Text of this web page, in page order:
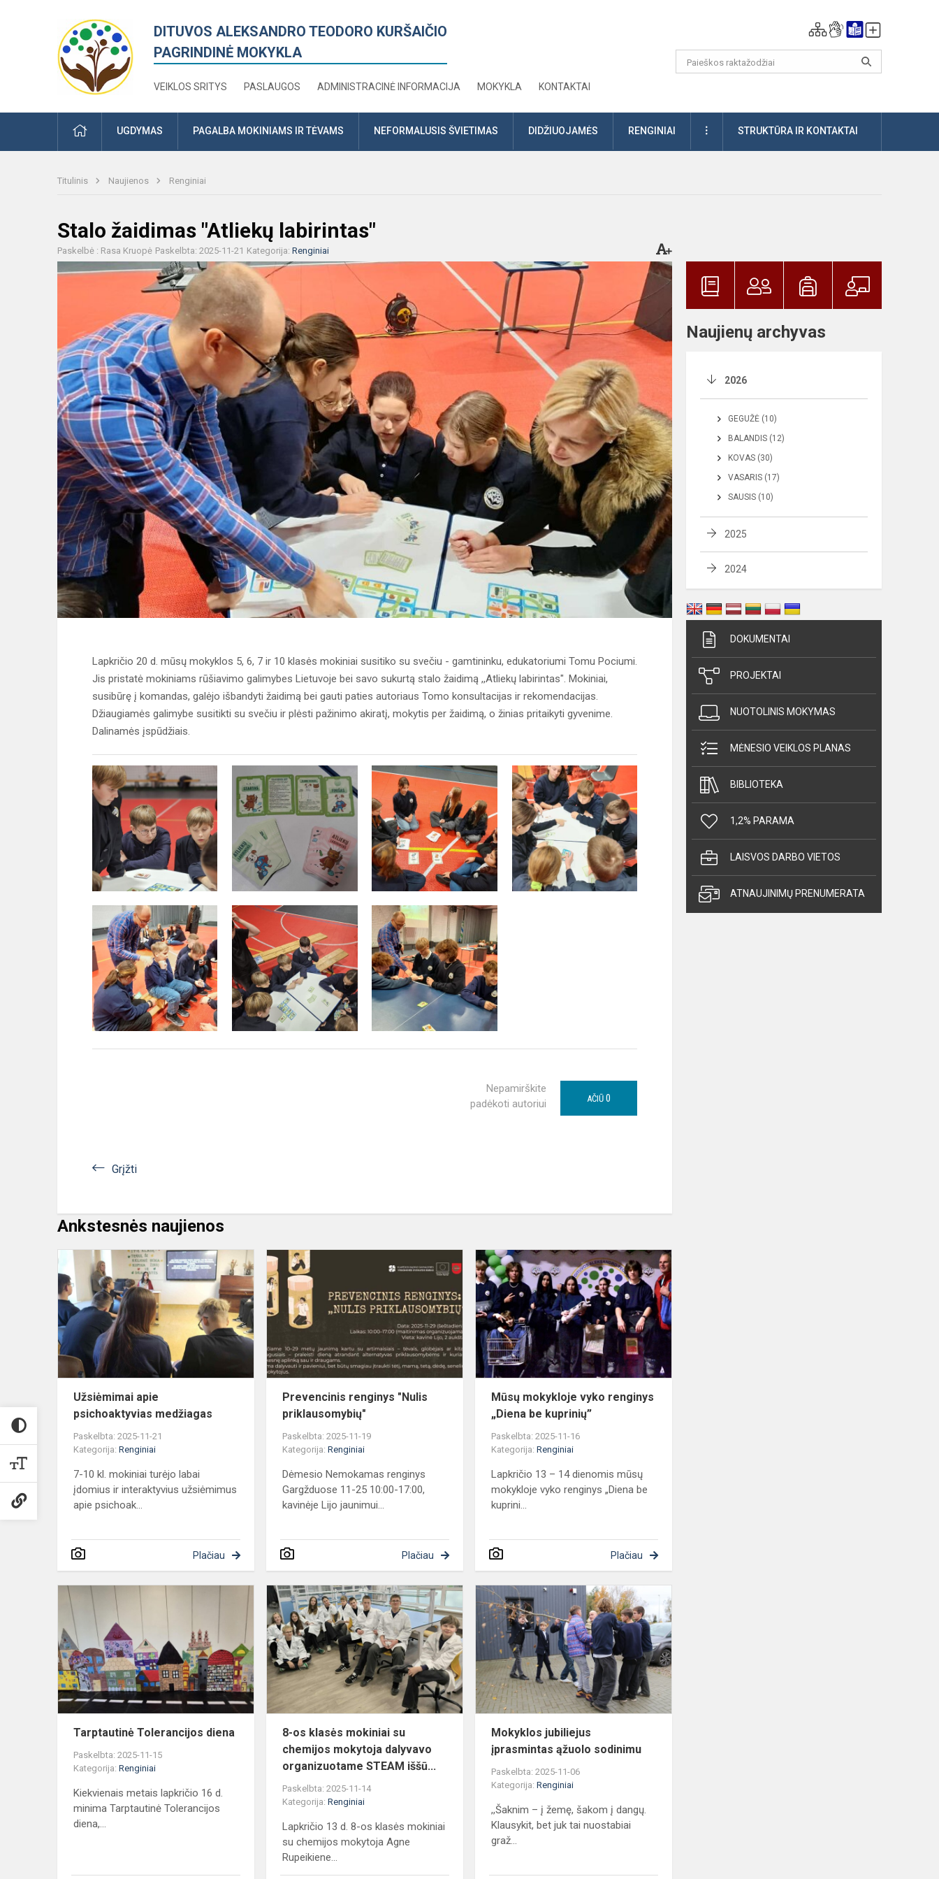
DITUVOS ALEKSANDRO TEODORO KURŠAIČIO
PAGRINDINĖ MOKYKLA
VEIKLOS SRITYS PASLAUGOS ADMINISTRACINĖ INFORMACIJA MOKYKLA KONTAKTAI
PRADŽIAUGDYMAS PAGALBA MOKINIAMS IR TĖVAMS NEFORMALUSIS ŠVIETIMAS DIDŽIUOJAMĖS RENGINIAI DAUGIAUSTRUKTŪRA IR KONTAKTAI
Titulinis Naujienos Renginiai
Stalo žaidimas "Atliekų labirintas"
Paskelbė : Rasa Kruopė Paskelbta: 2025-11-21 Kategorija: Renginiai
Lapkričio 20 d. mūsų mokyklos 5, 6, 7 ir 10 klasės mokiniai susitiko su svečiu - gamtininku, edukatoriumi Tomu Pociumi.
Jis pristatė mokiniams rūšiavimo galimybes Lietuvoje bei savo sukurtą stalo žaidimą ,,Atliekų labirintas". Mokiniai,
susibūrę į komandas, galėjo išbandyti žaidimą bei gauti paties autoriaus Tomo konsultacijas ir rekomendacijas.
Džiaugiamės galimybe susitikti su svečiu ir plėsti pažinimo akiratį, mokytis per žaidimą, o žinias pritaikyti gyvenime.
Dalinamės įspūdžiais.
Nepamirškite
padėkoti autoriui
AČIŪ 0
Grįžti
Ankstesnės naujienos
Užsiėmimai
apie
psichoaktyvias
medžiagas
Užsiėmimai apie
psichoaktyvias medžiagas
Paskelbta: 2025-11-21
Kategorija: Renginiai
7-10 kl. mokiniai turėjo labai
įdomius ir interaktyvius užsiėmimus
apie psichoak...
Plačiau
Prevencinis
renginys
"Nulis
priklausomybių"
Prevencinis renginys "Nulis
priklausomybių"
Paskelbta: 2025-11-19
Kategorija:Renginiai
Dėmesio Nemokamas renginys
Gargžduose 11-25 10:00-17:00,
kavinėje Lijo jaunimui...
Plačiau
Mūsų
vyko
renginys
„Diena
be
Mūsų mokykloje vyko renginys
„Diena be kuprinių”
Paskelbta: 2025-11-16
Kategorija:Renginiai
Lapkričio 13 – 14 dienomis mūsų
mokykloje vyko renginys „Diena be
kuprini...
Plačiau
Tarptautinė
Tolerancijos
diena
Tarptautinė Tolerancijos diena
Paskelbta: 2025-11-15
Kategorija: Renginiai
Kiekvienais metais lapkričio 16 d.
minima Tarptautinė Tolerancijos
diena,...
8-
os
klasės
mokiniai
chemijos
mokytoja
dalyvavo
organizu...
8-os klasės mokiniai su
chemijos mokytoja dalyvavo
organizuotame STEAM iššū...
Paskelbta: 2025-11-14
Kategorija:Renginiai
Lapkričio 13 d. 8-os klasės mokiniai
su chemijos mokytoja Agne
Rupeikiene...
jubiliejus
įprasmintas
ąžuolo
sodinimu
Mokyklos jubiliejus
įprasmintas ąžuolo sodinimu
Paskelbta: 2025-11-06
Kategorija:Renginiai
,,Šaknim – į žemę, šakom į dangų.
Klausykit, bet juk tai nuostabiai
graž...
Naujienų archyvas
2026
GEGUŽĖ (10)
BALANDIS (12)
KOVAS (30)
VASARIS (17)
SAUSIS (10)
2025
2024
DOKUMENTAI
PROJEKTAI
NUOTOLINIS MOKYMAS
MĖNESIO VEIKLOS PLANAS
BIBLIOTEKA
1,2% PARAMA
LAISVOS DARBO VIETOS
ATNAUJINIMŲ PRENUMERATA